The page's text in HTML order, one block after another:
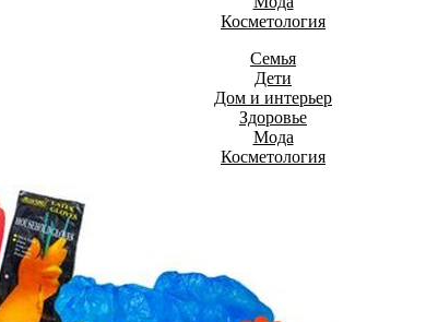
Косметология
Семья
Дети
Дом и интерьер
Здоровье
Мода
Косметология